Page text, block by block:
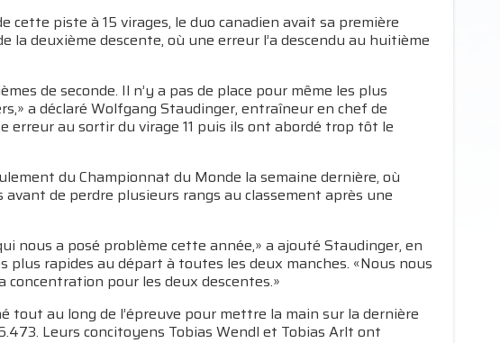
piste à 15 virages, le duo canadien avait sa première
la deuxième descente, où une erreur l’a descendu au huitième
de seconde. Il n’y a pas de place pour même les plus
a déclaré Wolfgang Staudinger, entraîneur en chef de
erreur au sortir du virage 11 puis ils ont abordé trop tôt le
du Championnat du Monde la semaine dernière, où
de perdre plusieurs rangs au classement après une
nous a posé problème cette année,» a ajouté Staudinger, en
rapides au départ à toutes les deux manches. «Nous nous
pour les deux descentes.»
tout au long de l’épreuve pour mettre la main sur la dernière
Leurs concitoyens Tobias Wendl et Tobias Arlt ont